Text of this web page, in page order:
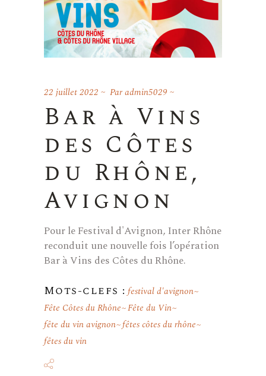
22 juillet 2022 Paradmin5029
Bar à Vins
des Côtes
du Rhône,
Avignon
Pour le Festival d'Avignon, Inter Rhône
reconduit une nouvelle fois l’opération
Bar à Vins des Côtes du Rhône.
Mots-clefs : festival d'avignon
Fête Côtes du Rhône Fête du Vin
fête du vin avignon fêtes côtes du rhône
fêtes du vin